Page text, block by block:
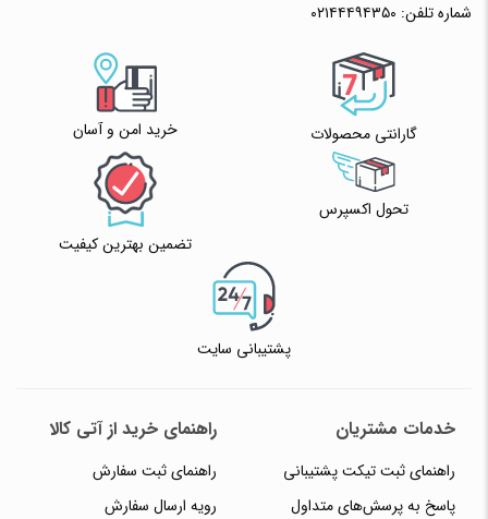
شماره تلفن: ۰۲۱۴۴۴۹۴۳۵۰
گارانتی محصولات خرید امن و آسان
تحول اکسپرس
تضمین بهترین کیفیت
پشتیبانی سایت
خدمات مشتریان
راهنمای ثبت تیکت پشتیبانی
پاسخ به پرسش‌های متداول
راهنمای خرید از آتی کالا
راهنمای ثبت سفارش
رویه ارسال سفارش